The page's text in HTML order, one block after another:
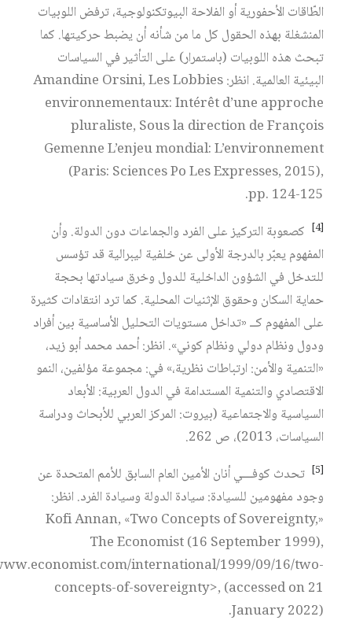
الطّاقات الأحفورية أو الفلاحة البيوتكنولوجية، ترفض اللوبيات
المنشغلة بهذه الحقول كل ما من شأنه أن يضبط حركيتها. كما
تبحث هذه اللوبيات (باستمرار) على التأثير في السياسات
البيئية العالمية. انظر: Amandine Orsini, Les Lobbies
environnementaux: Intérêt d’une approche
pluraliste, Sous la direction de François
Gemenne L’enjeu mondial: L’environnement
(Paris: Sciences Po Les Expresses, 2015),
pp. 124-125.
[4]
كصعوبة التركيز على الفرد والجماعات دون الدولة. وأن
المفهوم يعبّر بالدرجة الأولى عن خلفية ليبرالية قد تؤسس
للتدخل في الشؤون الداخلية للدول وخرق سيادتها بحجة
حماية السكان وحقوق الإثنيات المحلية. كما ترد انتقادات كثيرة
على المفهوم كــ «تداخل مستويات التحليل الأساسية بين أفراد
ودول ونظام دولي ونظام كوني». انظر: أحمد محمد أبو زيد،
«التنمية والأمن: ارتباطات نظرية،» في: مجموعة مؤلفين، النمو
الاقتصادي والتنمية المستدامة في الدول العربية: الأبعاد
السياسية والاجتماعية (بيروت: المركز العربي للأبحاث ودراسة
السياسات، 2013)، ص 262.
[5]
تحدث كوفـــي أنان الأمين العام السابق للأمم المتحدة عن
وجود مفهومين للسيادة: سيادة الدولة وسيادة الفرد. انظر:
Kofi Annan, «Two Concepts of Sovereignty,»
The Economist (16 September 1999),
international/1999/09/16/two-
concepts-of-sovereignty>, (accessed on 21
January 2022).